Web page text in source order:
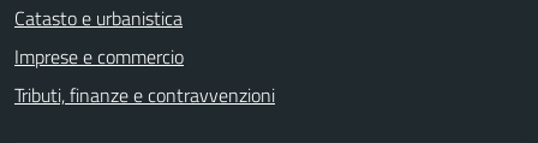
Catasto e urbanistica
Imprese e commercio
Tributi, finanze e contravvenzioni